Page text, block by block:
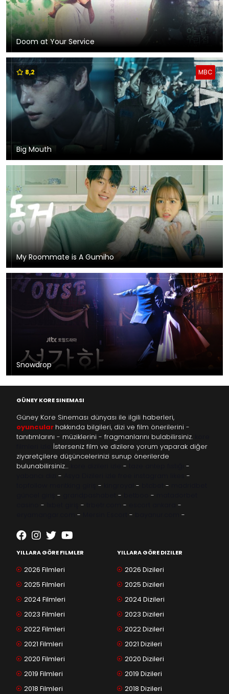
Doom at Your Service
MBC
8,2
Big Mouth
My Roommate is A Gumiho
Snowdrop
GÜNEY KORE SINEMASI
Güney Kore Sineması dünyası ile ilgili haberleri,
oyuncular hakkında bilgileri, dizi ve film önerilerini -
tanıtımlarını - müziklerini - fragmanlarını bulabilirsiniz.
İsterseniz film ve dizilere yorum yaparak diğer
ziyaretçilere düşüncelerinizi sunup önerilerde
bulunabilirsiniz…
-
-
-
-
- - -
- - -
- - -
-
- - -
YILLARA GÖRE FILMLER
2026 Filmleri
2025 Filmleri
2024 Filmleri
2023 Filmleri
2022 Filmleri
2021 Filmleri
2020 Filmleri
2019 Filmleri
2018 Filmleri
YILLARA GÖRE DIZILER
2026 Dizileri
2025 Dizileri
2024 Dizileri
2023 Dizileri
2022 Dizileri
2021 Dizileri
2020 Dizileri
2019 Dizileri
2018 Dizileri